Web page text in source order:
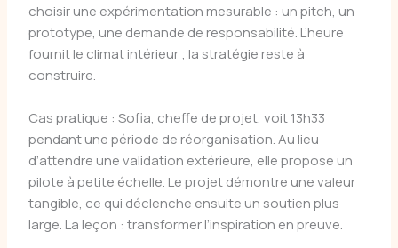
choisir une expérimentation mesurable : un pitch, un
prototype, une demande de responsabilité. L’heure
fournit le climat intérieur ; la stratégie reste à
construire.
Cas pratique : Sofia, cheffe de projet, voit 13h33
pendant une période de réorganisation. Au lieu
d’attendre une validation extérieure, elle propose un
pilote à petite échelle. Le projet démontre une valeur
tangible, ce qui déclenche ensuite un soutien plus
large. La leçon : transformer l’inspiration en preuve.